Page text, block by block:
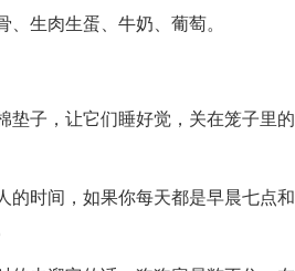
生肉生蛋、牛奶、葡萄。
子，让它们睡好觉，关在笼子里的
时间，如果你每天都是早晨七点和